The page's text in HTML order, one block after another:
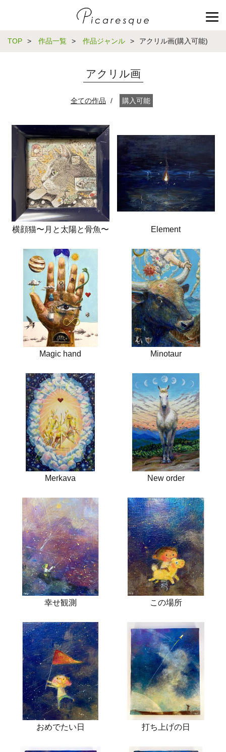
TOP > 作品一覧 > 作品ジャンル > アクリル画(購入可能)
アクリル画
全ての作品 / 購入可能
横顔猫〜月と太陽と骨魚〜 Element
Magic hand Minotaur
Merkava New order
幸せ観測 この場所
おめでたい日 打ち上げの日